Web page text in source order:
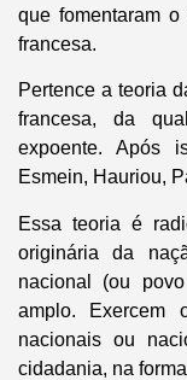
que fomentaram
francesa.
Pertence a teoria
francesa, da
expoente. Após
Esmein, Hauriou,
Essa teoria é
originária da
nacional (ou
amplo. Exercem
nacionais ou
cidadania, na